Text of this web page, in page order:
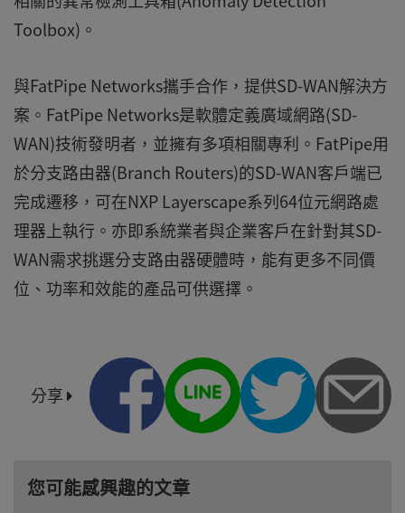
Toolbox)。
與FatPipe Networks攜手合作，提供SD-WAN解決方
案。FatPipe Networks是軟體定義廣域網路(SD-
WAN)技術發明者，並擁有多項相關專利。FatPipe用
於分支路由器(Branch Routers)的SD-WAN客戶端已
完成遷移，可在NXP Layerscape系列64位元網路處
理器上執行。亦即系統業者與企業客戶在針對其SD-
WAN需求挑選分支路由器硬體時，能有更多不同價
位、功率和效能的產品可供選擇。
分享
您可能感興趣的文章